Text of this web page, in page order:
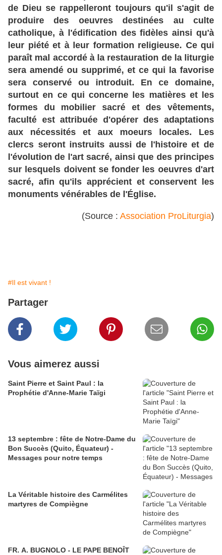
de Dieu se rappelleront toujours qu'il s'agit de
produire des oeuvres destinées au culte
catholique, à l'édification des fidèles ainsi qu'à
leur piété et à leur formation religieuse. Ce qui
paraît mal accordé à la restauration de la liturgie
sera amendé ou supprimé, et ce qui la favorise
sera conservé ou introduit. En ce domaine,
surtout en ce qui concerne les matières et les
formes du mobilier sacré et des vêtements,
faculté est attribuée d'opérer des adaptations
aux nécessités et aux moeurs locales. Les
clercs seront instruits aussi de l'histoire et de
l'évolution de l'art sacré, ainsi que des principes
sur lesquels doivent se fonder les oeuvres d'art
sacré, afin qu'ils apprécient et conservent les
monuments vénérables de l'Église.
(Source : Association ProLiturgia)
#Il est vivant !
Partager
Vous aimerez aussi
Saint Pierre et Saint Paul : la
Prophétie d'Anne-Marie Taïgi
13 septembre : fête de Notre-Dame du
Bon Succès (Quito, Équateur) -
Messages pour notre temps
La Véritable histoire des Carmélites
martyres de Compiègne
FR. A. BUGNOLO - LE PAPE BENOÎT